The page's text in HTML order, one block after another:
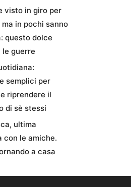
visto in giro per
ma in pochi sanno
questo dolce
le guerre
semplici per
riprendere il
di sè stessi
ultima
con le amiche.
a casa